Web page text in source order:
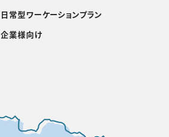
日常型ワーケーションプラン
企業様向け